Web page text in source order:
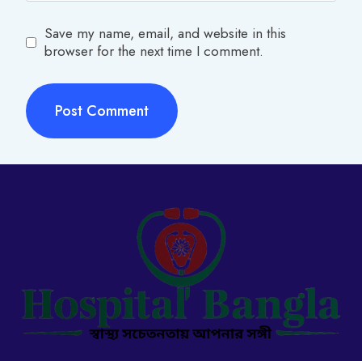
Save my name, email, and website in this
browser for the next time I comment.